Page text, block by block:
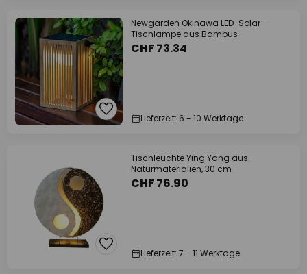
Newgarden Okinawa LED-Solar-
Tischlampe aus Bambus
CHF 73.34
Lieferzeit: 6 - 10 Werktage
Tischleuchte Ying Yang aus
Naturmaterialien, 30 cm
CHF 76.90
Lieferzeit: 7 - 11 Werktage